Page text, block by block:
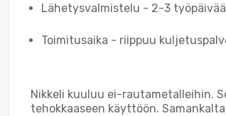
Lähetysvalmistelu - 2-3
Toimitusaika - riippuu
Nikkeli kuuluu ei-rautametalleihin.
tehokkaaseen käyttöön.